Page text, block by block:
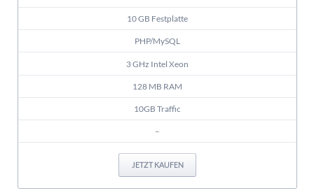
10 GB Festplatte
PHP/MySQL
3 GHz Intel Xeon
128 MB RAM
10GB Traffic
–
JETZT KAUFEN